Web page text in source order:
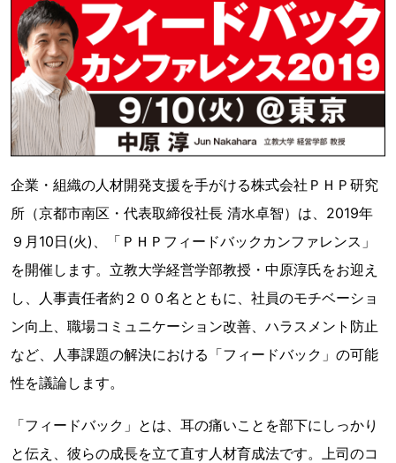
企業・組織の人材開発支援を手がける株式会社ＰＨＰ研究
所（京都市南区・代表取締役社長 清水卓智）は、2019年
９月10日(火)、「ＰＨＰフィードバックカンファレンス」
を開催します。立教大学経営学部教授・中原淳氏をお迎え
し、人事責任者約２００名とともに、社員のモチベーショ
ン向上、職場コミュニケーション改善、ハラスメント防止
など、人事課題の解決における「フィードバック」の可能
性を議論します。
「フィードバック」とは、耳の痛いことを部下にしっかり
と伝え、彼らの成長を立て直す人材育成法です。上司のコ